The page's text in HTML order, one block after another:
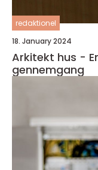
redaktionel
18. January 2024
Arkitekt hus -
gennemgang